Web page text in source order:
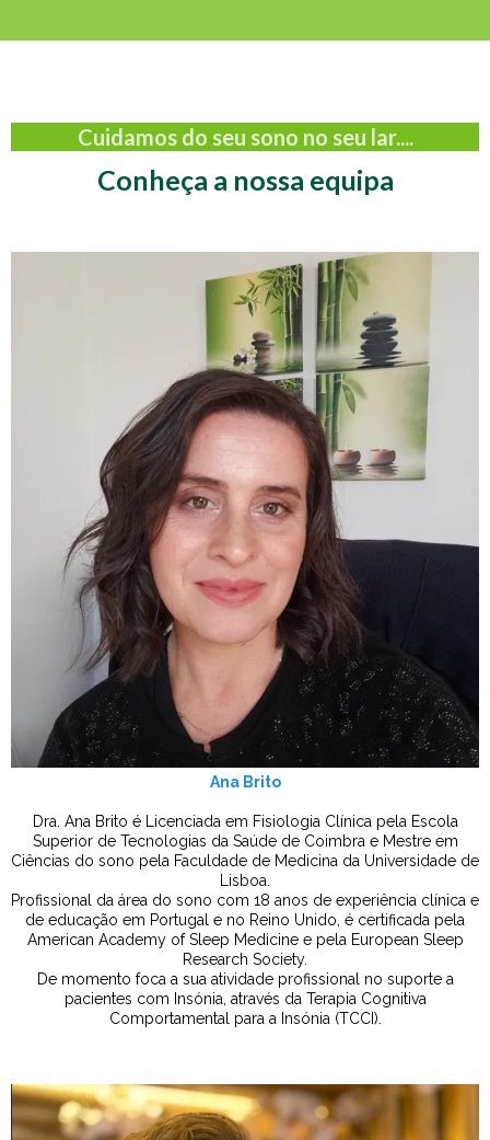
Cuidamos do seu sono no seu lar....
Conheça a nossa equipa
Ana Brito
Dra. Ana Brito é Licenciada em Fisiologia Clínica pela Escola
Superior de Tecnologias da Saúde de Coimbra e Mestre em
Ciências do sono pela Faculdade de Medicina da Universidade de
Lisboa.
Profissional da área do sono com 18 anos de experiência clínica e
de educação em Portugal e no Reino Unido, é certificada pela
American Academy of Sleep Medicine e pela European Sleep
Research Society.
De momento foca a sua atividade profissional no suporte a
pacientes com Insónia, através da Terapia Cognitiva
Comportamental para a Insónia (TCCI).